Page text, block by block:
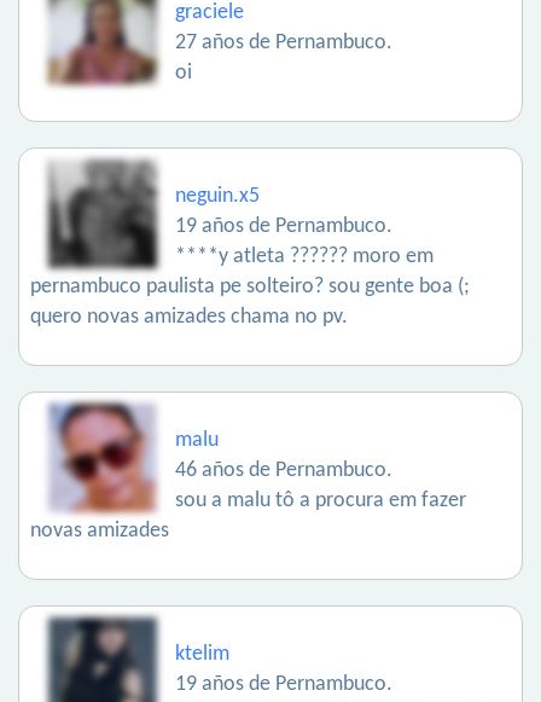
graciele
27 años de Pernambuco.
oi
neguin.x5
19 años de Pernambuco.
****y atleta ?????? moro em
pernambuco paulista pe solteiro? sou gente boa (;
quero novas amizades chama no pv.
malu
46 años de Pernambuco.
sou a malu tô a procura em fazer
novas amizades
ktelim
19 años de Pernambuco.